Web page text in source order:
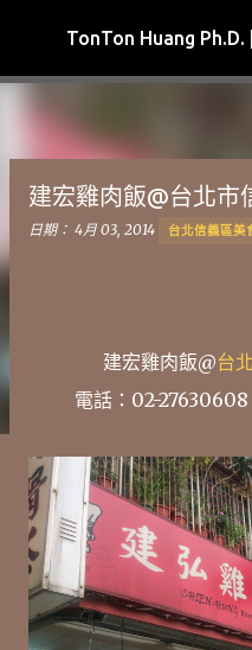
跳到
TonTon Huang Ph.D.
建宏雞肉飯@台北市
日期： 4月 03, 2014 台北信義區美
建宏雞肉飯@台
電話：02-27630608